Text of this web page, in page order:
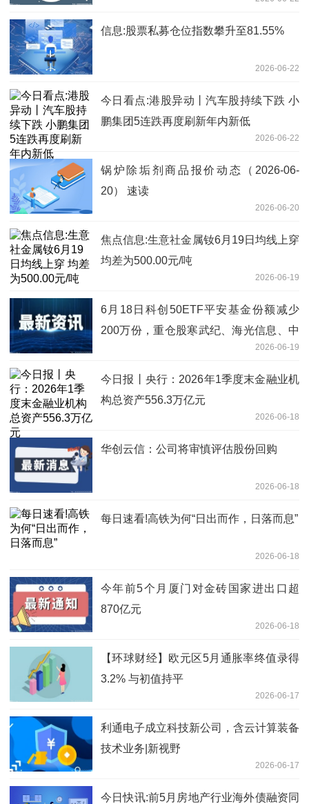
信息:股票私募仓位指数攀升至81.55%
2026-06-22
今日看点:港股异动丨汽车股持续下跌 小
鹏集团5连跌再度刷新年内新低
2026-06-22
锅炉除垢剂商品报价动态（2026-06-
20） 速读
2026-06-20
焦点信息:生意社金属钕6月19日均线上穿
均差为500.00元/吨
2026-06-19
6月18日科创50ETF平安基金份额减少
200万份，重仓股寒武纪、海光信息、中
2026-06-19
今日报丨央行：2026年1季度末金融业机
构总资产556.3万亿元
2026-06-18
华创云信：公司将审慎评估股份回购
2026-06-18
每日速看!高铁为何“日出而作，日落而息”
2026-06-18
今年前5个月厦门对金砖国家进出口超
870亿元
2026-06-18
【环球财经】欧元区5月通胀率终值录得
3.2% 与初值持平
2026-06-17
利通电子成立科技新公司，含云计算装备
技术业务|新视野
2026-06-17
今日快讯:前5月房地产行业海外债融资同